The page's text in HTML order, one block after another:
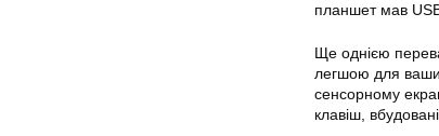
планшет мав
Ще однією
легшою для ваших
сенсорному
клавіш,